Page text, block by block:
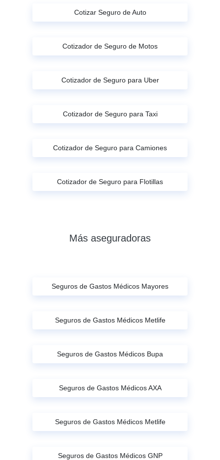
Cotizar Seguro de Auto
Cotizador de Seguro de Motos
Cotizador de Seguro para Uber
Cotizador de Seguro para Taxi
Cotizador de Seguro para Camiones
Cotizador de Seguro para Flotillas
Más aseguradoras
Seguros de Gastos Médicos Mayores
Seguros de Gastos Médicos Metlife
Seguros de Gastos Médicos Bupa
Seguros de Gastos Médicos AXA
Seguros de Gastos Médicos Metlife
Seguros de Gastos Médicos GNP